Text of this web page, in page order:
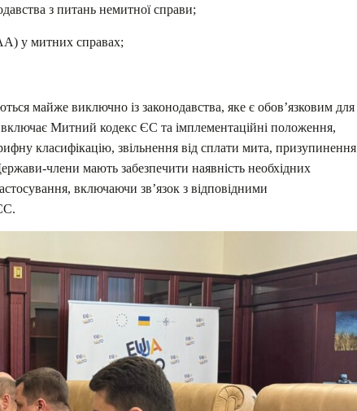
з питань немитної справи;
у митних справах;
майже виключно із законодавства, яке є обов’язковим для
Митний кодекс ЄС та імплементаційні положення,
класифікацію, звільнення від сплати мита, призупинення
члени мають забезпечити наявність необхідних
включаючи зв’язок з відповідними